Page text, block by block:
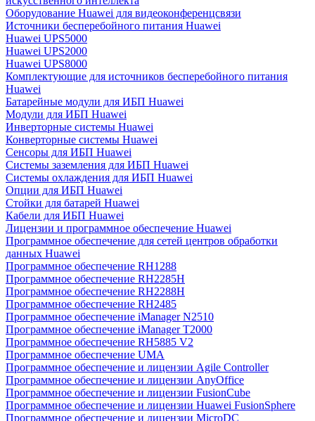
Оборудование Huawei для видеоконференцсвязи
Источники бесперебойного питания Huawei
Huawei UPS5000
Huawei UPS2000
Huawei UPS8000
Комплектующие для источников бесперебойного питания
Huawei
Батарейные модули для ИБП Huawei
Модули для ИБП Huawei
Инверторные системы Huawei
Конверторные системы Huawei
Сенсоры для ИБП Huawei
Системы заземления для ИБП Huawei
Системы охлаждения для ИБП Huawei
Опции для ИБП Huawei
Стойки для батарей Huawei
Кабели для ИБП Huawei
Лицензии и программное обеспечение Huawei
Программное обеспечение для сетей центров обработки
данных Huawei
Программное обеспечение RH1288
Программное обеспечение RH2285H
Программное обеспечение RH2288H
Программное обеспечение RH2485
Программное обеспечение iManager N2510
Программное обеспечение iManager T2000
Программное обеспечение RH5885 V2
Программное обеспечение UMA
Программное обеспечение и лицензии Agile Controller
Программное обеспечение и лицензии AnyOffice
Программное обеспечение и лицензии FusionCube
Программное обеспечение и лицензии Huawei FusionSphere
Программное обеспечение и лицензии MicroDC